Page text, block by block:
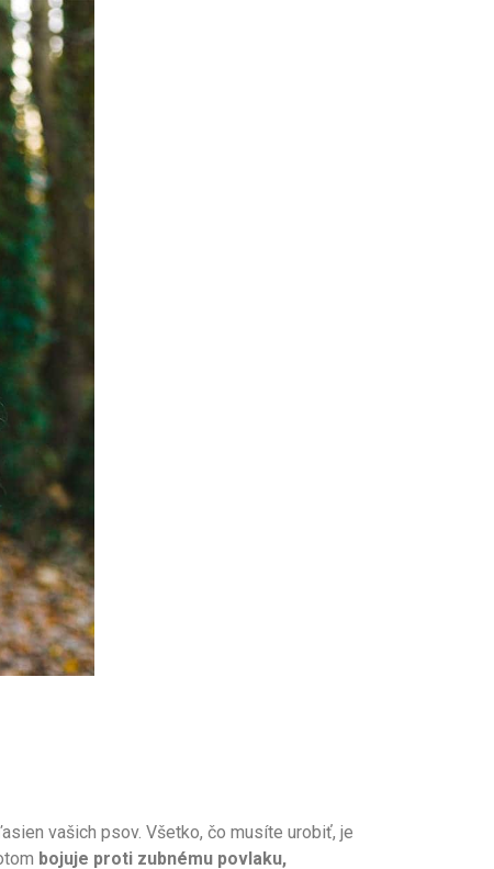
vašich psov. Všetko, čo musíte urobiť, je
bojuje proti zubnému povlaku,